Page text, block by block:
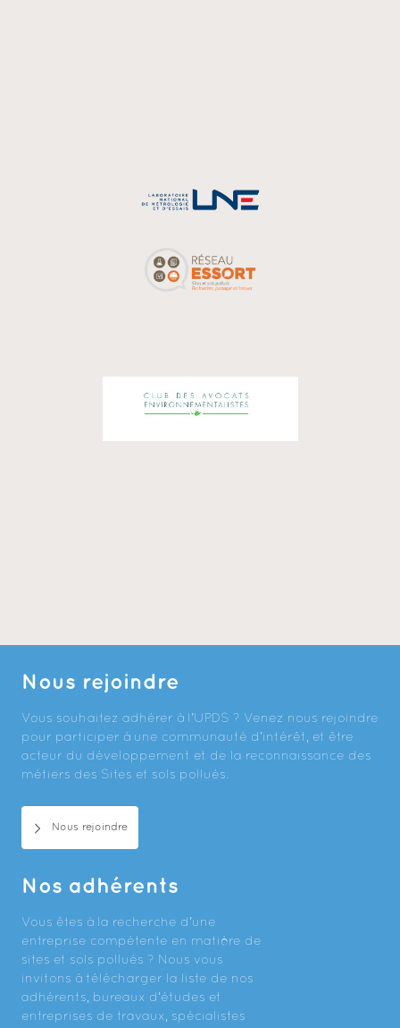
Nous rejoindre
Vous souhaitez adhérer à l’UPDS ? Venez nous rejoindre
pour participer à une communauté d’intérêt, et être
acteur du développement et de la reconnaissance des
métiers des Sites et sols pollués.
Nous rejoindre
Nos adhérents
Vous êtes à la recherche d’une
entreprise compétente en matière de
sites et sols pollués ? Nous vous
invitons à télécharger la liste de nos
adhérents, bureaux d’études et
entreprises de travaux, spécialistes